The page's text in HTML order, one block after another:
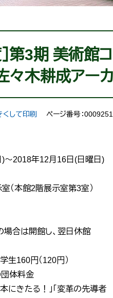
］第3期 美術館
々木耕成アー
して印刷 ページ番号：0009251
～2018年12月16日(日曜日)
（本館2階展示室第3室）
場合は開館し、翌日休館
生160円（120円）
体料金
にきたる！」「変革の先導